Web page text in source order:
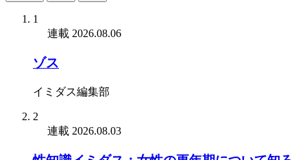
1
連載 2026.08.06
ゾス
イミダス編集部
2
連載 2026.08.03